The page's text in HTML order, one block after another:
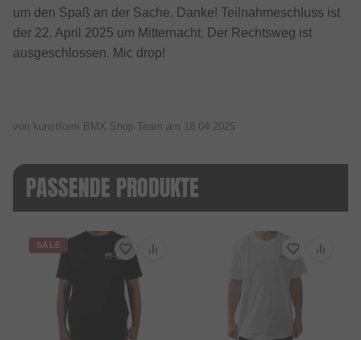
um den Spaß an der Sache. Danke! Teilnahmeschluss ist
der 22. April 2025 um Mitternacht. Der Rechtsweg ist
ausgeschlossen. Mic drop!
von kunstform BMX Shop Team am 18.04.2025
PASSENDE PRODUKTE
SALE